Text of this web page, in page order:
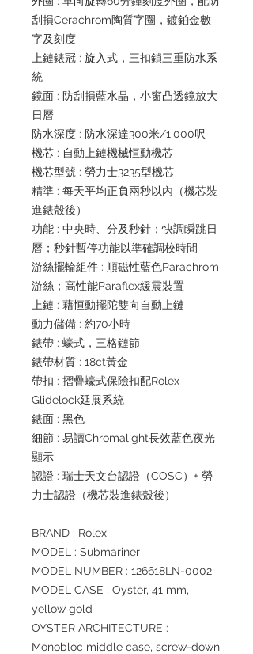
刮損Cerachrom陶質字圈，鍍鉑金數
字及刻度
上鏈錶冠 : 旋入式，三扣鎖三重防水系
統
鏡面 : 防刮損藍水晶，小窗凸透鏡放大
日曆
防水深度 : 防水深達300米/1,000呎
機芯 : 自動上鏈機械恒動機芯
機芯型號 : 勞力士3235型機芯
精準 : 每天平均正負兩秒以內（機芯裝
進錶殼後）
功能 : 中央時、分及秒針；快調瞬跳日
曆；秒針暫停功能以準確調校時間
游絲擺輪組件 : 順磁性藍色Parachrom
游絲；高性能Paraflex緩震裝置
上鏈 : 藉恒動擺陀雙向自動上鏈
動力儲備 : 約70小時
錶帶 : 蠔式，三格鏈節
錶帶材質 : 18ct黃金
帶扣 : 摺疊蠔式保險扣配Rolex
Glidelock延展系統
錶面 : 黑色
細節 : 易讀Chromalight長效藍色夜光
顯示
認證 : 瑞士天文台認證（COSC）+ 勞
力士認證（機芯裝進錶殼後）
BRAND : Rolex
MODEL : Submariner
MODEL NUMBER : 126618LN-0002
MODEL CASE : Oyster, 41 mm,
yellow gold
OYSTER ARCHITECTURE :
Monobloc middle case, screw-down